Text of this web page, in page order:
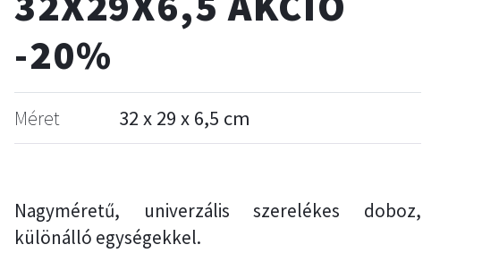
-20%
Méret 32 x 29 x 6,5 cm
Nagyméretű, univerzális szerelékes doboz,
különálló egységekkel.